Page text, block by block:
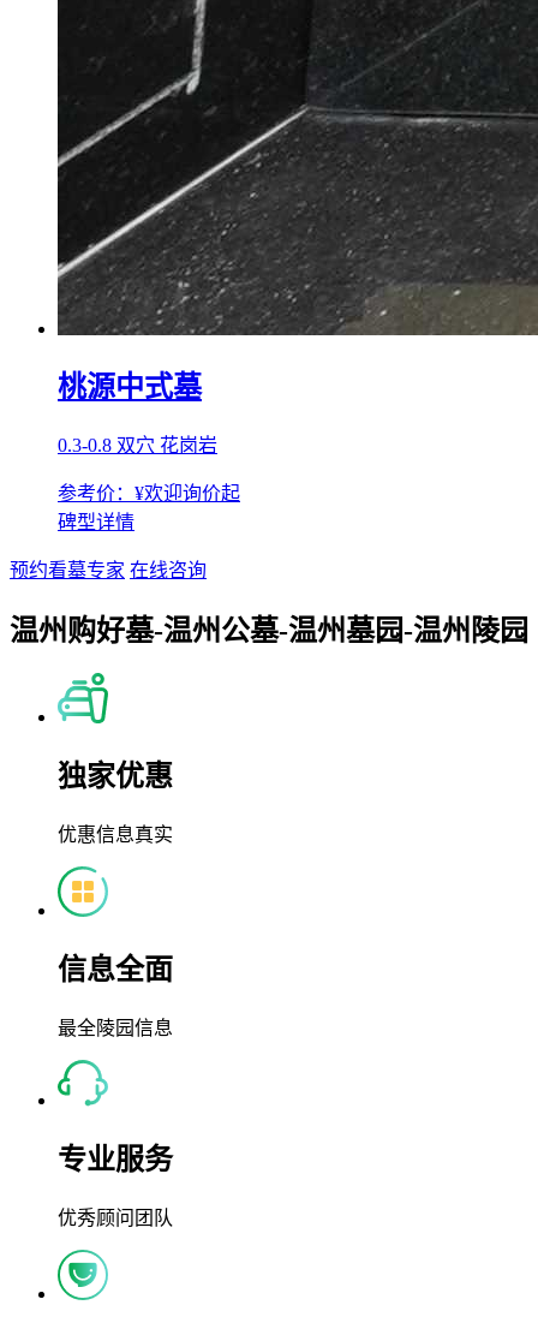
桃源中式墓
0.3-0.8 双穴 花岗岩
参考价：¥欢迎询价起
碑型详情
预约看墓专家 在线咨询
温州购好墓-温州公墓-温州墓园-温州陵园
独家优惠
优惠信息真实
信息全面
最全陵园信息
专业服务
优秀顾问团队